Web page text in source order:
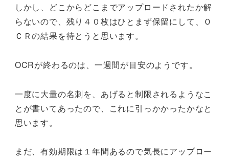
しかし、どこからどこまでアップロードされたか解
らないので、残り４０枚はひとまず保留にして、Ｏ
ＣＲの結果を待とうと思います。
OCRが終わるのは、一週間が目安のようです。
一度に大量の名刺を、あげると制限されるようなこ
とが書いてあったので、これに引っかかったかなと
思います。
まだ、有効期限は１年間あるので気長にアップロー